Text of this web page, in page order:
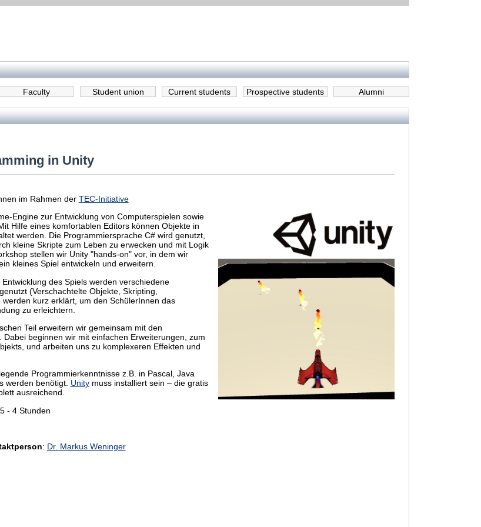
Alumni
Prospective students
Current students
Student union
Faculty
in Unity
im Rahmen der TEC-Initiative
Engine zur Entwicklung von Computerspielen sowie
Hilfe eines komfortablen Editors können Objekte in
werden. Die Programmiersprache C# wird genutzt,
kleine Skripte zum Leben zu erwecken und mit Logik
stellen wir Unity "hands-on" vor, in dem wir
kleines Spiel entwickeln und erweitern.
des Spiels werden verschiedene
(Verschachtelte Objekte, Skripting,
kurz erklärt, um den SchülerInnen das
zu erleichtern.
Teil erweitern wir gemeinsam mit den
Dabei beginnen wir mit einfachen Erweiterungen, zum
und arbeiten uns zu komplexeren Effekten und
Programmierkenntnisse z.B. in Pascal, Java
werden benötigt. Unitymuss installiert sein – die gratis
ausreichend.
- 4 Stunden
: Dr. Markus Weninger